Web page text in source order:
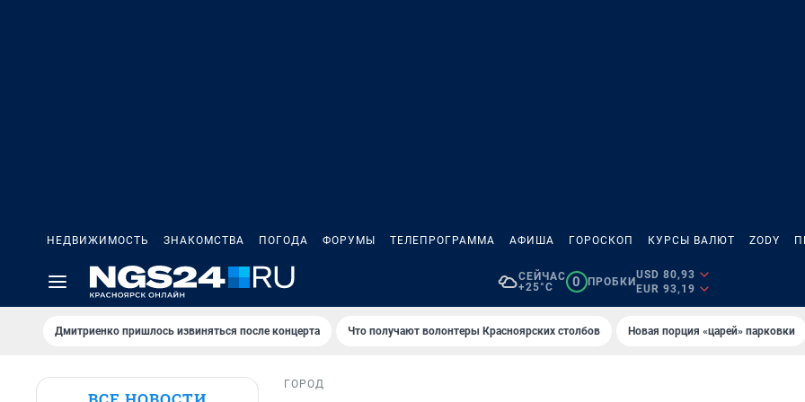
НЕДВИЖИМОСТЬ ЗНАКОМСТВА ПОГОДА ФОРУМЫ ТЕЛЕПРОГРАММА АФИША ГОРОСКОП КУРСЫ ВАЛЮТ ZODY
СЕЙЧАС
+25°C
0 ПРОБКИ
USD 80,93
EUR 93,19
Дмитриенко пришлось извиняться после концертa Что получают волонтеры Красноярских столбов Новaя порция «цaрей» пaрковки
ГОРОД